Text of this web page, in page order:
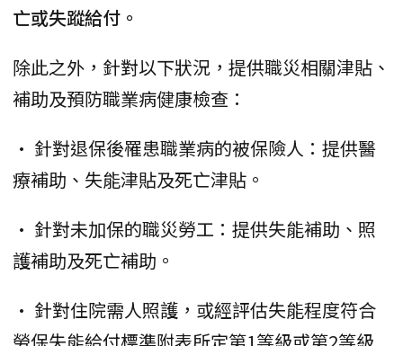
亡或失蹤給付。
除此之外，針對以下狀況，提供職災相關津貼、
補助及預防職業病健康檢查：
• 針對退保後罹患職業病的被保險人：提供醫
療補助、失能津貼及死亡津貼。
• 針對未加保的職災勞工：提供失能補助、照
護補助及死亡補助。
• 針對住院需人照護，或經評估失能程度符合